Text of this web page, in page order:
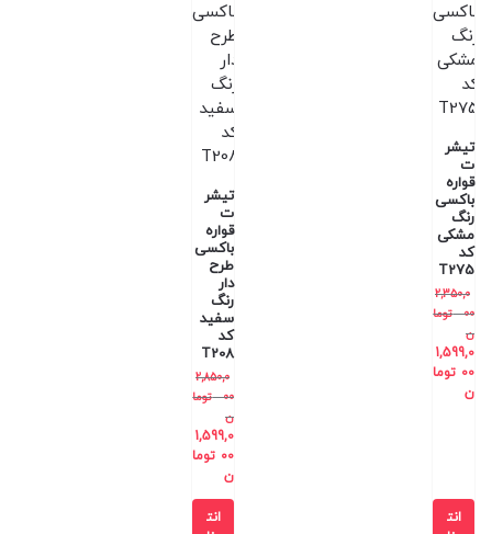
تیشر
ت
قواره
باکسی
رنگ
مشکی
کد
T275
2,350,0
00
توما
ن
1,599,0
00 توما
ن
انت
تیشر
ت
قواره
باکسی
طرح
دار
رنگ
سفید
کد
T208
2,850,0
00
توما
ن
1,599,0
00 توما
ن
انت